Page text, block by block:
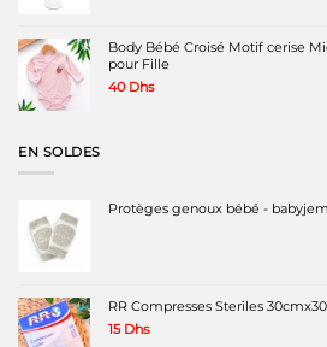
Body Bébé Croisé Motif cerise
pour Fille
40 Dhs
EN SOLDES
Protèges genoux bébé - babyjem
RR Compresses Steriles
15 Dhs